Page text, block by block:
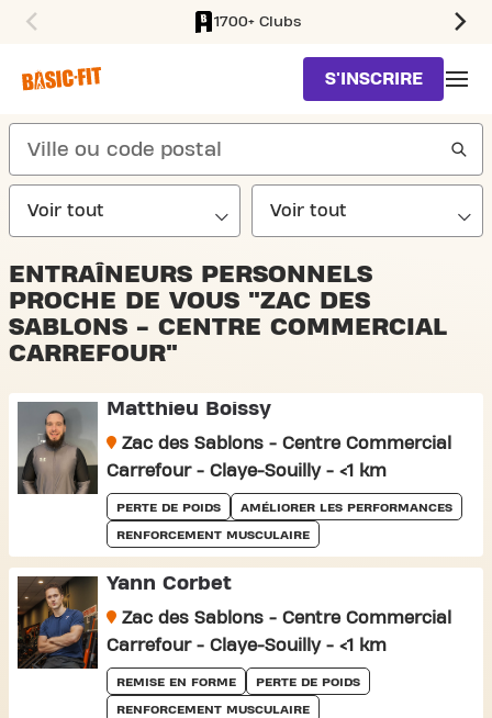
1700+ Clubs
S'INSCRIRE
search
ENTRAÎNEURS PERSONNELS
PROCHE DE VOUS "ZAC DES
SABLONS - CENTRE COMMERCIAL
CARREFOUR"
Matthieu Boissy
Zac des Sablons - Centre Commercial
Carrefour - Claye-Souilly - <1 km
PERTE DE POIDS AMÉLIORER LES PERFORMANCES
RENFORCEMENT MUSCULAIRE
Yann Corbet
Zac des Sablons - Centre Commercial
Carrefour - Claye-Souilly - <1 km
REMISE EN FORME PERTE DE POIDS
RENFORCEMENT MUSCULAIRE